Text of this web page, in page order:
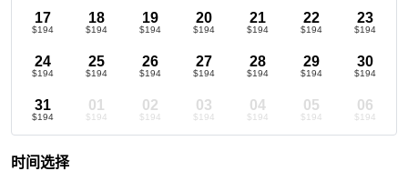
17
$194
18
$194
19
$194
20
$194
21
$194
22
$194
23
$194
24
$194
25
$194
26
$194
27
$194
28
$194
29
$194
30
$194
31
$194
01
$194
02
$194
03
$194
04
$194
05
$194
06
$194
时间选择